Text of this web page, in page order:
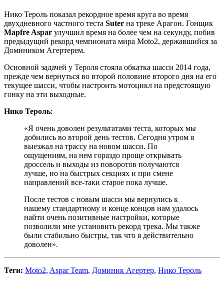
Нико Тероль показал рекордное время круга во время
двухдневного частного теста Suter на треке Арагон. Гонщик
Mapfre Aspar улучшил время на более чем на секунду, побив
предыдущий рекорд чемпионата мира Moto2, державшийся за
Домиником Агертерем.
Основной задачей у Тероля стояла обкатка шасси 2014 года,
прежде чем вернуться во второй половине второго дня на его
текущее шасси, чтобы настроить мотоцикл на предстоящую
гонку на эти выходные.
Нико Тероль:
«Я очень доволен результатами теста, которых мы
добились во второй день тестов. Сегодня утром я
выезжал на трассу на новом шасси. По
ощущениям, на нем гораздо проще открывать
дроссель и выходы из поворотов получаются
лучше, но на быстрых секциях и при смене
направлений все-таки старое пока лучше.
После тестов с новым шасси мы вернулись к
нашему стандартному и конце концов нам удалось
найти очень позитивные настройки, которые
позволили мне установить рекорд трека. Мы также
были стабильно быстры, так что я действительно
доволен».
Теги: Moto2, Aspar Team, Доминик Агертер, Нико Тероль